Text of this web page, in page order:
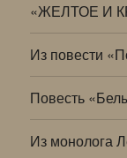
«ЖЕЛТОЕ И
Из повести
Повесть
Из монолога